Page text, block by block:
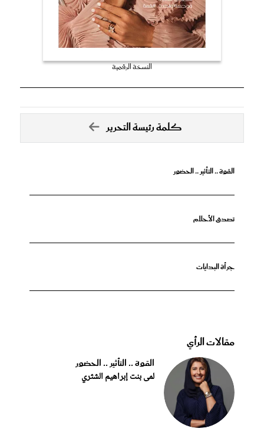
النسخة الرقمية
كلمة رئيسة التحرير
القوة .. التأثير .. الحضور
تصدق الأحلام
جرأة البدايات
مقالات الرأي
القوة .. التأثير .. الحضور
لمى بنت إبراهيم الشثري